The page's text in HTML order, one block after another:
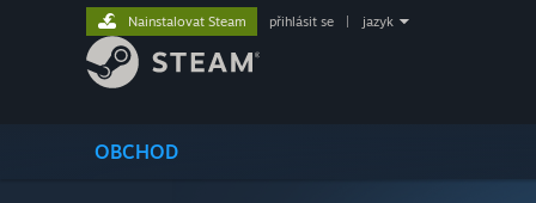
OBCHOD
Nainstalovat Steam přihlásit se jazyk